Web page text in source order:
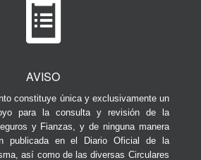
AVISO
constituye única y exclusivamente un
para la consulta y revisión de la
y Fianzas, y de ninguna manera
publicada en el Diario Oficial de la
así como de las diversas Circulares